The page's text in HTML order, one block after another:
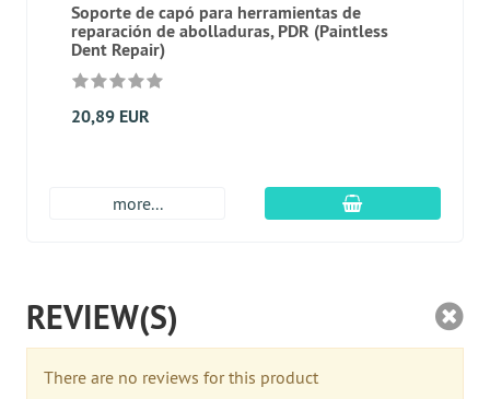
Soporte de capó para herramientas de
reparación de abolladuras, PDR (Paintless
Dent Repair)
20,89 EUR
more... En el carro de
REVIEW(S)
There are no reviews for this product